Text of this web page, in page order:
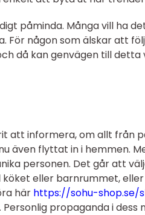
påminda. Många vill ha
För någon som älskar att
då kan genvägen till detta
att informera, om allt från
även flyttat in i hemmen.
personen. Det går att
eller barnrummet,
här https://sohu-shop.se/
propaganda i dess